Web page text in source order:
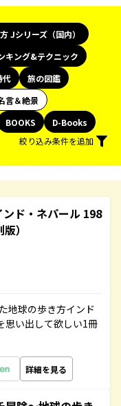
Jシリーズ（国内）
キング&テクニック
代
旅の図鑑
言＆絶景
BOOKS
D-Books
絞り込み条件を追加
ド・ネパール 198
）
地球の歩き方インド
い出して欲しい1冊
詳細を見る